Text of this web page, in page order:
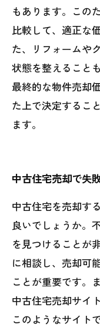
もあります。この
比較して、適正な
た、リフォームや
状態を整えること
最終的な物件売却
た上で決定するこ
ます。
中古住宅売却で失
中古住宅を売却す
良いでしょうか。
を見つけることが
に相談し、売却可
ことが重要です。
中古住宅売却サイ
このようなサイト